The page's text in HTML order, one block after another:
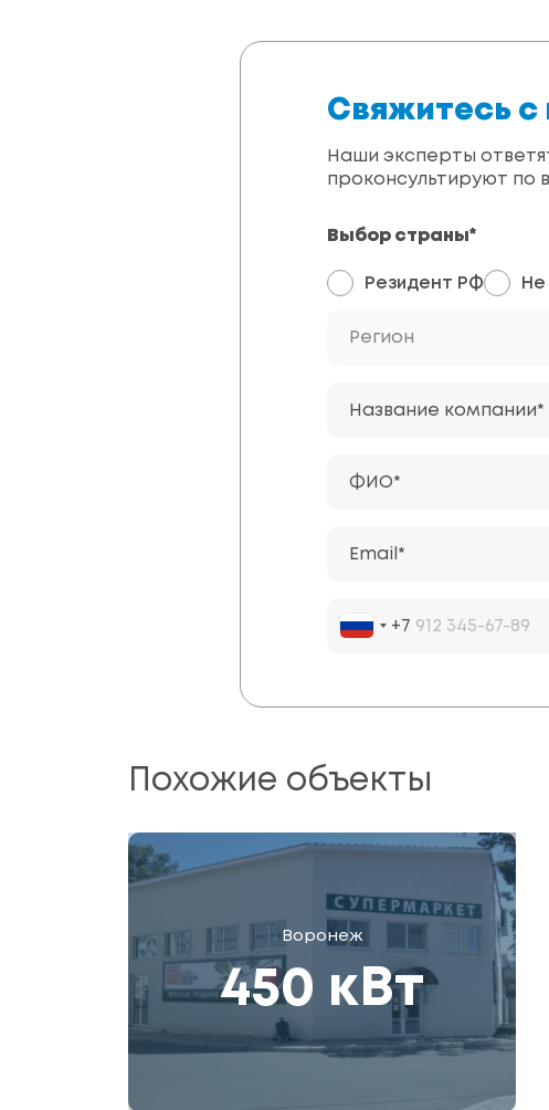
Свяжитесь с
Наши эксперты
проконсультируют по
Выбор страны*
Резидент РФ Не
Регион
Название компании*
ФИО*
Email*
+7
Похожие объекты
Воронеж
450 кВт